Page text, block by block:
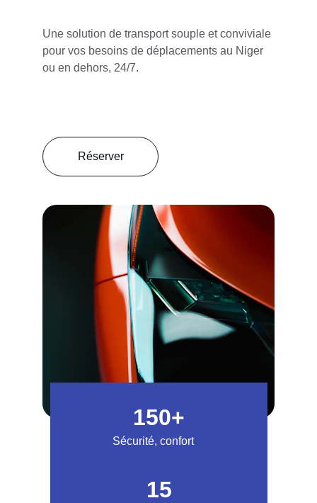
Une solution de transport souple et conviviale
pour vos besoins de déplacements au Niger
ou en dehors, 24/7.
150+
15
Sécurité, confort
Réserver